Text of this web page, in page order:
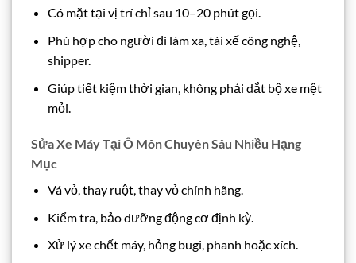
Có mặt tại vị trí chỉ sau 10–20 phút gọi.
Phù hợp cho người đi làm xa, tài xế công nghệ,
shipper.
Giúp tiết kiệm thời gian, không phải dắt bộ xe mệt
mỏi.
Sửa Xe Máy Tại Ô Môn Chuyên Sâu Nhiều Hạng
Mục
Vá vỏ, thay ruột, thay vỏ chính hãng.
Kiểm tra, bảo dưỡng động cơ định kỳ.
Xử lý xe chết máy, hỏng bugi, phanh hoặc xích.